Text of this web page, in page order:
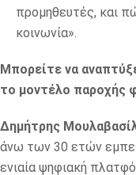
προμηθευτές, και
κοινωνία».
Μπορείτε να
το μοντέλο παροχής
Δημήτρης
άνω των 30 ετών
ενιαία ψηφιακή